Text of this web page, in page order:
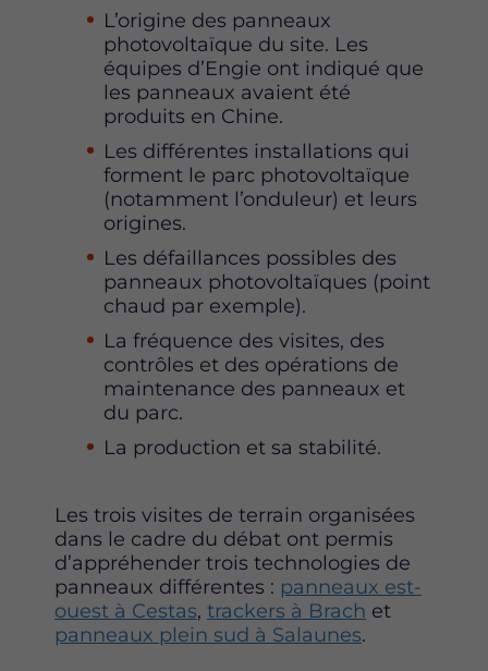
L’origine des panneaux
photovoltaïque du site. Les
équipes d’Engie ont indiqué que
les panneaux avaient été
produits en Chine.
Les différentes installations qui
forment le parc photovoltaïque
(notamment l’onduleur) et leurs
origines.
Les défaillances possibles des
panneaux photovoltaïques (point
chaud par exemple).
La fréquence des visites, des
contrôles et des opérations de
maintenance des panneaux et
du parc.
La production et sa stabilité.
Les trois visites de terrain organisées
dans le cadre du débat ont permis
d’appréhender trois technologies de
panneaux différentes : panneaux est-
ouest à Cestas, trackers à Brach et
panneaux plein sud à Salaunes.